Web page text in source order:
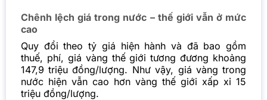
Chênh lệch giá trong nước – thế giới vẫn ở mức
cao
Quy đổi theo tỷ giá hiện hành và đã bao gồm
thuế, phí, giá vàng thế giới tương đương khoảng
147,9 triệu đồng/lượng. Như vậy, giá vàng trong
nước hiện vẫn cao hơn vàng thế giới xấp xỉ 15
triệu đồng/lượng.